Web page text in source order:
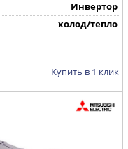
Инвертор
холод/тепло
Купить в 1 клик